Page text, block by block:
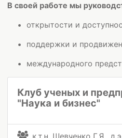
В своей работе мы
открытости и
поддержки и
международного
Клуб ученых и
"Наука и бизнес"
к.т.н. Шевченко Г.Я.,